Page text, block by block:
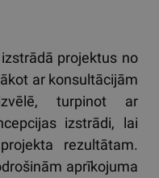
projektus no
ar konsultācijām
turpinot ar
izstrādi, lai
rezultātam.
aprīkojuma